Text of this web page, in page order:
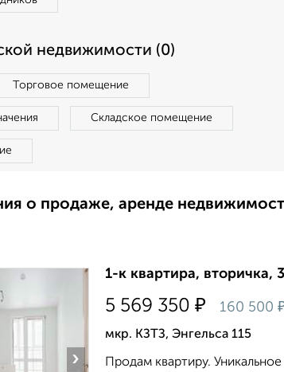
недвижимости (0)
Торговое помещение
Складское помещение
о продаже, аренде
›
1-к квартира, вторичка,
5 569 350 ₽ 160 500
мкр. КЗТЗ, Энгельса 115
Продам квартиру.